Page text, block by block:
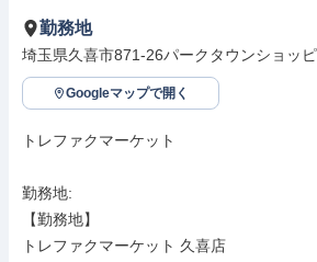
勤務地
埼玉県久喜市871-26パークタウンショッ
Googleマップで開く
トレファクマーケット
勤務地:
【勤務地】
トレファクマーケット 久喜店